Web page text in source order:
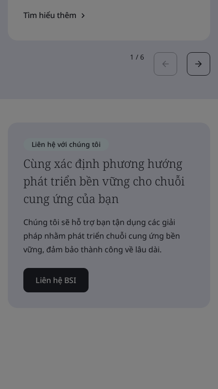
Tìm hiểu thêm
1 / 6
Liên hệ với chúng tôi
Cùng xác định phương hướng
phát triển bền vững cho chuỗi
cung ứng của bạn
Chúng tôi sẽ hỗ trợ bạn tận dụng các giải
pháp nhằm phát triển chuỗi cung ứng bền
vững, đảm bảo thành công về lâu dài.
Liên hệ BSI